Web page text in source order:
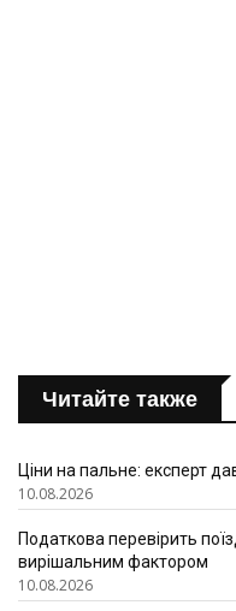
Читайте также
Ціни на пальне: експерт
10.08.2026
Податкова перевірить
вирішальним фактором
10.08.2026